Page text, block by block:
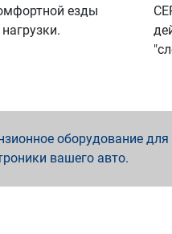
езды
оборудование для
вашего авто.